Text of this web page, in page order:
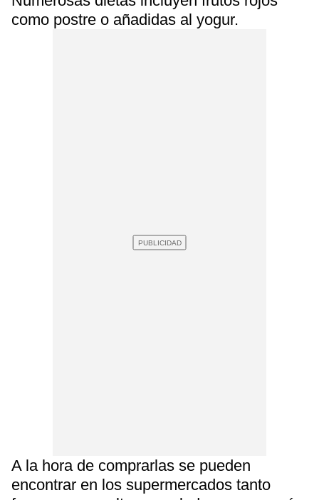
como postre o añadidas al yogur.
A la hora de comprarlas se pueden
encontrar en los supermercados tanto